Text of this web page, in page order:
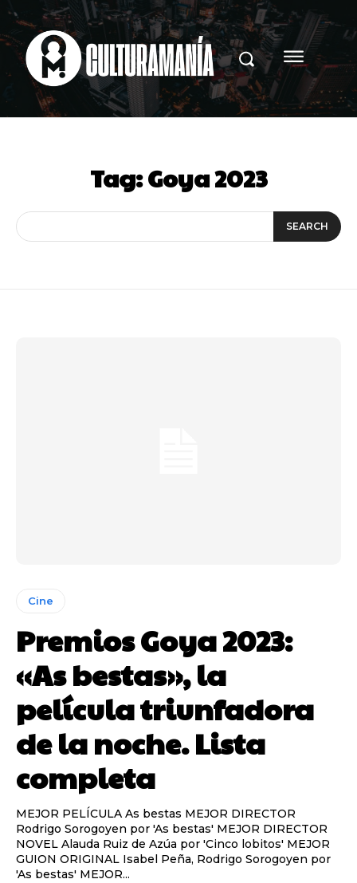
Tag:Goya 2023
SEARCH
Cine
Premios Goya 2023:
«As bestas», la
película triunfadora
de la noche. Lista
completa
MEJOR PELÍCULA As bestas MEJOR DIRECTOR
Rodrigo Sorogoyen por 'As bestas' MEJOR DIRECTOR
NOVEL Alauda Ruiz de Azúa por 'Cinco lobitos' MEJOR
GUION ORIGINAL Isabel Peña, Rodrigo Sorogoyen por
'As bestas' MEJOR...